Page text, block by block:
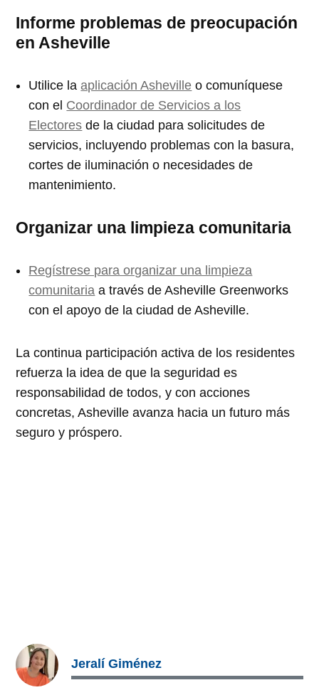
Informe problemas de preocupación
en Asheville
Utilice laaplicación Asheville o comuníquese
con el Coordinador de Servicios a los
Electores de la ciudad para solicitudes de
servicios, incluyendo problemas con la basura,
cortes de iluminación o necesidades de
mantenimiento.
Organizar una limpieza comunitaria
Regístrese para organizar una limpieza
comunitaria a través de Asheville Greenworks
con el apoyo de la ciudad de Asheville.
La continua participación activa de los residentes
refuerza la idea de que la seguridad es
responsabilidad de todos, y con acciones
concretas, Asheville avanza hacia un futuro más
seguro y próspero.
Jeralí Giménez